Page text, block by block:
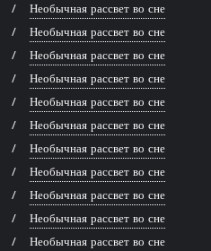
Необычная рассвет во сне
Необычная рассвет во сне
Необычная рассвет во сне
Необычная рассвет во сне
Необычная рассвет во сне
Необычная рассвет во сне
Необычная рассвет во сне
Необычная рассвет во сне
Необычная рассвет во сне
Необычная рассвет во сне
Необычная рассвет во сне